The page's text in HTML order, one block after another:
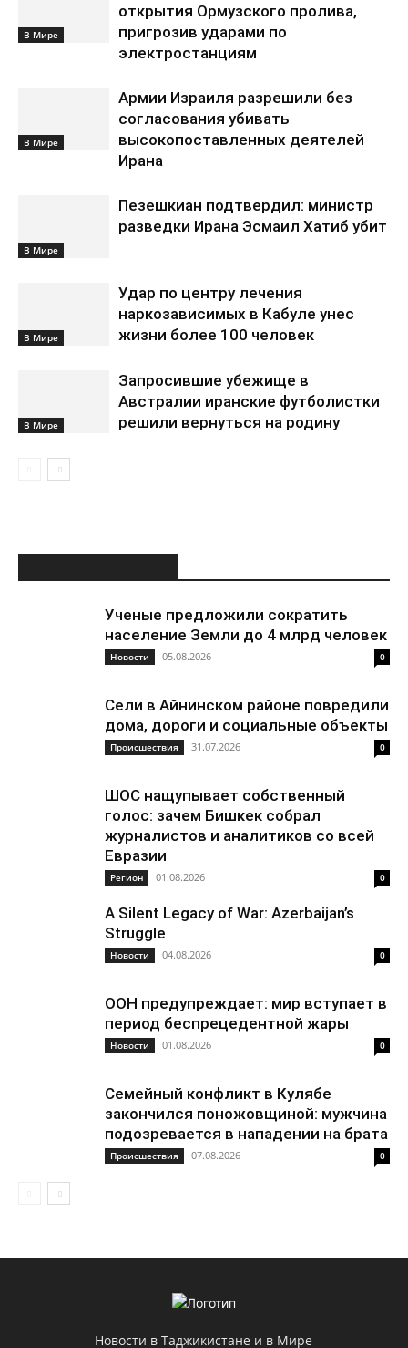
В Мире
открытия Ормузского пролива,
пригрозив ударами по
электростанциям
В Мире
Армии Израиля разрешили без
согласования убивать
высокопоставленных деятелей
Ирана
В Мире
Пезешкиан подтвердил: министр
разведки Ирана Эсмаил Хатиб убит
В Мире
Удар по центру лечения
наркозависимых в Кабуле унес
жизни более 100 человек
В Мире
Запросившие убежище в
Австралии иранские футболистки
решили вернуться на родину
Ученые предложили сократить
население Земли до 4 млрд человек
Новости 05.08.2026 0
Сели в Айнинском районе повредили
дома, дороги и социальные объекты
Происшествия 31.07.2026 0
ШОС нащупывает собственный
голос: зачем Бишкек собрал
журналистов и аналитиков со всей
Евразии
Регион 01.08.2026 0
A Silent Legacy of War: Azerbaijan’s
Struggle
Новости 04.08.2026 0
ООН предупреждает: мир вступает в
период беспрецедентной жары
Новости 01.08.2026 0
Семейный конфликт в Кулябе
закончился поножовщиной: мужчина
подозревается в нападении на брата
Происшествия 07.08.2026 0
Новости в Таджикистане и в Мире